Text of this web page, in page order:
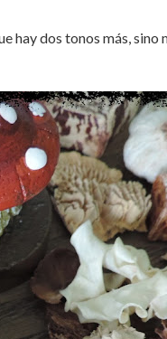
hay dos tonos más, sino